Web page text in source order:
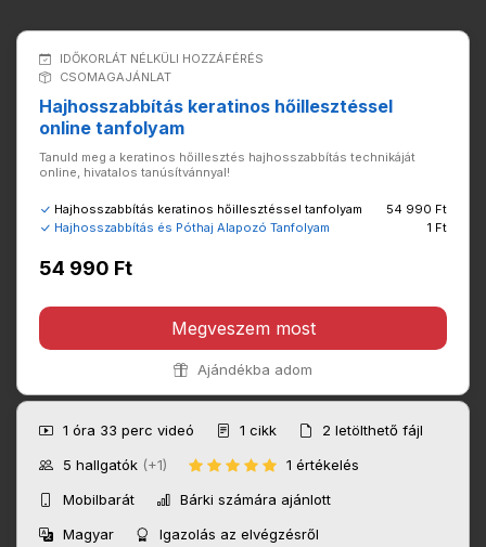
IDŐKORLÁT NÉLKÜLI HOZZÁFÉRÉS
CSOMAGAJÁNLAT
Hajhosszabbítás keratinos hőillesztéssel
online tanfolyam
Tanuld meg a keratinos hőillesztés hajhosszabbítás technikáját
online, hivatalos tanúsítvánnyal!
Hajhosszabbítás keratinos hőillesztéssel tanfolyam
54 990 Ft
Hajhosszabbítás és Póthaj Alapozó Tanfolyam
1 Ft
54 990 Ft
Megveszem most
Ajándékba adom
1 óra 33 perc videó 1 cikk 2 letölthető fájl
5 hallgatók (+1)
1 értékelés
Mobilbarát
Bárki számára ajánlott
Magyar
Igazolás az elvégzésről